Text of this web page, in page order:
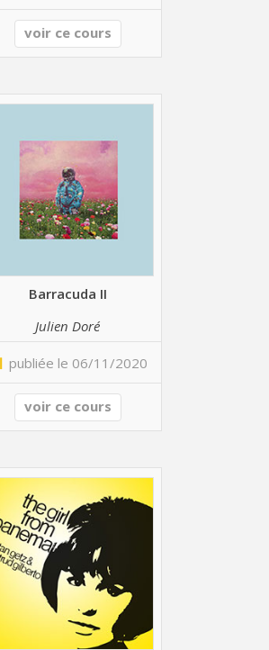
voir ce cours
Barracuda II
Julien Doré
publiée le 06/11/2020
voir ce cours